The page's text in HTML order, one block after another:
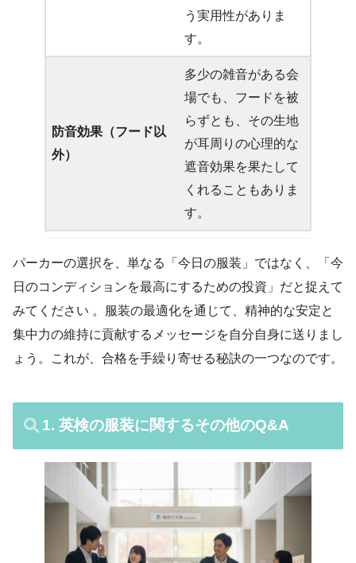
う実用性がありま
す。
防音効果（フード以
外）
多少の雑音がある会
場でも、フードを被
らずとも、その生地
が耳周りの心理的な
遮音効果を果たして
くれることもありま
す。
パーカーの選択を、単なる「今日の服装」ではなく、「今
日のコンディションを最高にするための投資」だと捉えて
みてください 。服装の最適化を通じて、精神的な安定と
集中力の維持に貢献するメッセージを自分自身に送りまし
ょう。これが、合格を手繰り寄せる秘訣の一つなのです。
1. 英検の服装に関するその他のQ&A